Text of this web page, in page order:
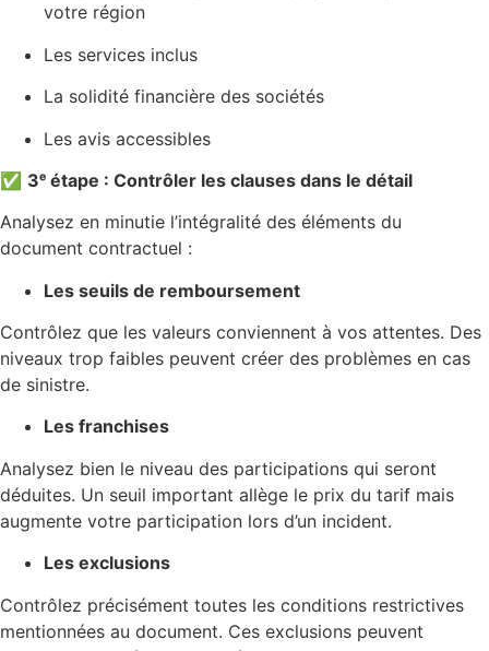
votre région
Les services inclus
La solidité financière des sociétés
Les avis accessibles
✅ 3ᵉ étape : Contrôler les clauses dans le détail
Analysez en minutie l’intégralité des éléments du
document contractuel :
Les seuils de remboursement
Contrôlez que les valeurs conviennent à vos attentes. Des
niveaux trop faibles peuvent créer des problèmes en cas
de sinistre.
Les franchises
Analysez bien le niveau des participations qui seront
déduites. Un seuil important allège le prix du tarif mais
augmente votre participation lors d’un incident.
Les exclusions
Contrôlez précisément toutes les conditions restrictives
mentionnées au document. Ces exclusions peuvent